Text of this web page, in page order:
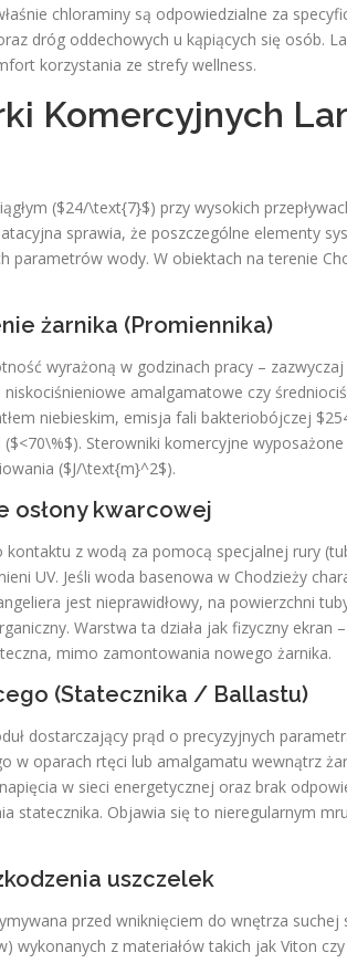
chloraminy są odpowiedzialne za
dróg oddechowych u kąpiących się osób.
korzystania ze strefy wellness.
Komercyjnych
($24/\text{7}$) przy wysokich
sprawia, że poszczególne elementy
parametrów wody. W obiektach na terenie
żarnika (Promiennika)
wyrażoną w godzinach pracy –
amalgamatowe czy
niebieskim, emisja fali bakteriobójczej
Sterowniki komercyjne
($J/\text{m}^2$).
osłony kwarcowej
z wodą za pomocą specjalnej rury
UV. Jeśli woda basenowa w Chodzieży
jest nieprawidłowy, na powierzchni
Warstwa ta działa jak fizyczny ekran
mimo zamontowania nowego żarnika.
(Statecznika / Ballastu)
dostarczający prąd o precyzyjnych
w oparach rtęci lub amalgamatu wewnątrz
w sieci energetycznej oraz brak
statecznika. Objawia się to nieregularnym
uszczelek
przed wniknięciem do wnętrza suchej
wykonanych z materiałów takich jak Viton